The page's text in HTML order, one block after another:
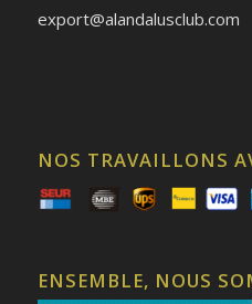
export@alandalusclub.com
NOS TRAVAILLONS
ENSEMBLE, NOUS